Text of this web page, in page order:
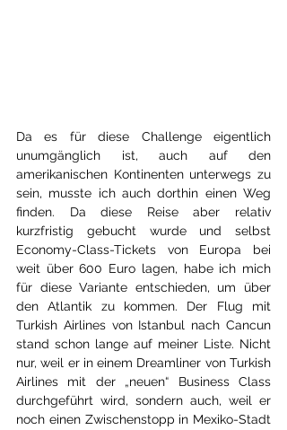
Da es für diese Challenge eigentlich
unumgänglich ist, auch auf den
amerikanischen Kontinenten unterwegs zu
sein, musste ich auch dorthin einen Weg
finden. Da diese Reise aber relativ
kurzfristig gebucht wurde und selbst
Economy-Class-Tickets von Europa bei
weit über 600 Euro lagen, habe ich mich
für diese Variante entschieden, um über
den Atlantik zu kommen. Der Flug mit
Turkish Airlines von Istanbul nach Cancun
stand schon lange auf meiner Liste. Nicht
nur, weil er in einem Dreamliner von Turkish
Airlines mit der
durchgeführt wird, sondern auch, weil er
noch einen Zwischenstopp in Mexiko-Stadt